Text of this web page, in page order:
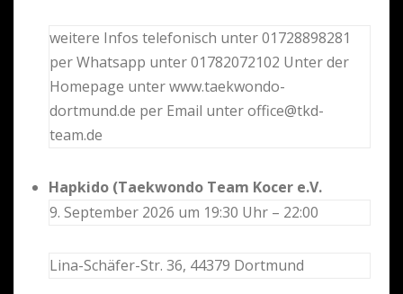
weitere Infos telefonisch unter 01728898281
per Whatsapp unter 01782072102 Unter der
Homepage unter www.taekwondo-
dortmund.de per Email unter office@tkd-
team.de
Hapkido (Taekwondo Team Kocer e.V.
9. September 2026 um 19:30 Uhr – 22:00
Lina-Schäfer-Str. 36, 44379 Dortmund